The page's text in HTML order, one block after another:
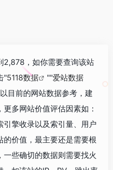
2,878，如你需要查询该站
"5118数据 ""爱站数据
目前的网站数据参考，建
多网站价值评估因素如：
引擎收录以及索引量、用户
价值，最主要还是需要根
些确切的数据则需要找火